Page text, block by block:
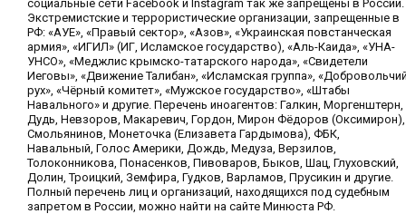
социальные сети Facebook и Instagram так же запрещены в России.
Экстремистские и террористические организации, запрещенные в
РФ: «АУЕ», «Правый сектор», «Азов», «Украинская повстанческая
армия», «ИГИЛ» (ИГ, Исламское государство), «Аль-Каида», «УНА-
УНСО», «Меджлис крымско-татарского народа», «Свидетели
Иеговы», «Движение Талибан», «Исламская группа»,
рух», «Чёрный комитет», «Мужское государство», «Штабы
Навального» и другие. Перечень иноагентов: Галкин, Моргенштерн,
Дудь, Невзоров, Макаревич, Гордон, Мирон Фёдоров (Оксимирон),
Смольянинов, Монеточка (Елизавета Гардымова), ФБК,
Навальный, Голос Америки, Дождь, Медуза, Верзилов,
Толоконникова, Понасенков, Пивоваров, Быков, Шац, Глуховский,
Долин, Троицкий, Земфира, Гудков, Варламов, Прусикин и другие.
Полный перечень лиц и организаций, находящихся под судебным
запретом в России, можно найти на сайте Минюста РФ.